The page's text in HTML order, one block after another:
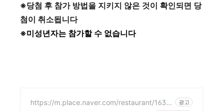
※당첨 후 참가 방법을 지키지 않은 것이 확인되면 당
첨이 취소됩니다
※미성년자는 참가할 수 없습니다
https://m.place.naver.com/restaurant/1639
광고